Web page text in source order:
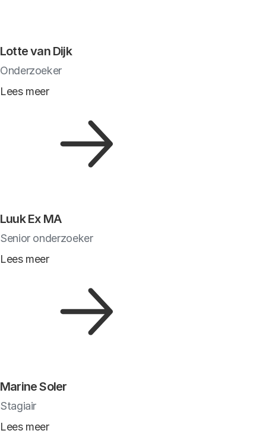
Lotte van Dijk
Onderzoeker
Lees meer
Luuk Ex MA
Senior onderzoeker
Lees meer
Marine Soler
Stagiair
Lees meer